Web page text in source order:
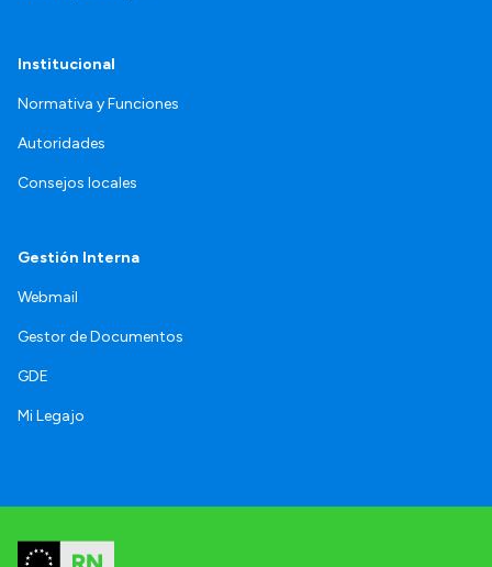
Institucional
Normativa y Funciones
Autoridades
Consejos locales
Gestión Interna
Webmail
Gestor de Documentos
GDE
Mi Legajo